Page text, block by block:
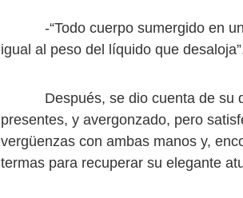
-“Todo cuerpo sumergido en un
igual al peso del líquido que
Después, se dio cuenta de su
presentes, y avergonzado, pero
vergüenzas con ambas manos y,
termas para recuperar su elegante